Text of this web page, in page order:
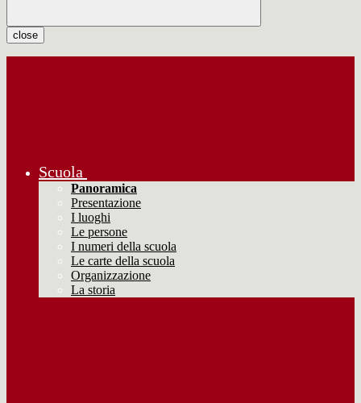
close
Scuola
Panoramica
Presentazione
I luoghi
Le persone
I numeri della scuola
Le carte della scuola
Organizzazione
La storia